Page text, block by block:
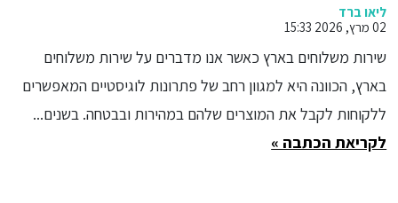
ליאו ברד
02 מרץ, 2026 15:33
שירות משלוחים בארץ כאשר אנו מדברים על שירות משלוחים
בארץ, הכוונה היא למגוון רחב של פתרונות לוגיסטיים המאפשרים
ללקוחות לקבל את המוצרים שלהם במהירות ובבטחה. בשנים...
לקריאת הכתבה »